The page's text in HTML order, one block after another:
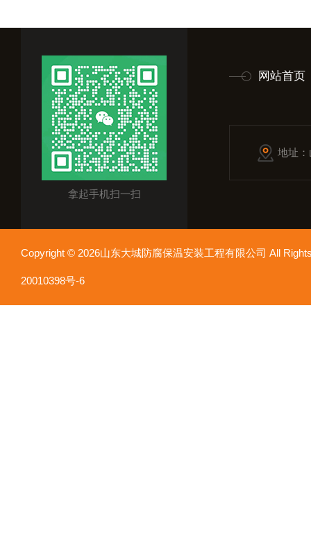
拿起手机扫一扫
网站首页
地址
Copyright © 2026山东大城防腐保温安装工程有限公司 All
20010398号-6